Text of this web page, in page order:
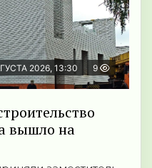
2026, 13:30 9
вышло на